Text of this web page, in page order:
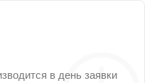
в день заявки